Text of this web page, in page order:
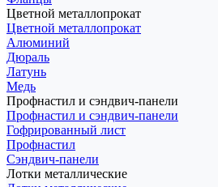
Цветной металлопрокат
Цветной металлопрокат
Алюминий
Дюраль
Латунь
Медь
Профнастил и сэндвич-панели
Профнастил и сэндвич-панели
Гофрированный лист
Профнастил
Сэндвич-панели
Лотки металлические